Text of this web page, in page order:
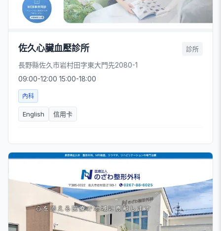
佐久心臟血壓診所 診所
長野縣佐久市岩村田字東大門先2080-1
09:00-12:00 15:00-18:00
內科
English 信用卡